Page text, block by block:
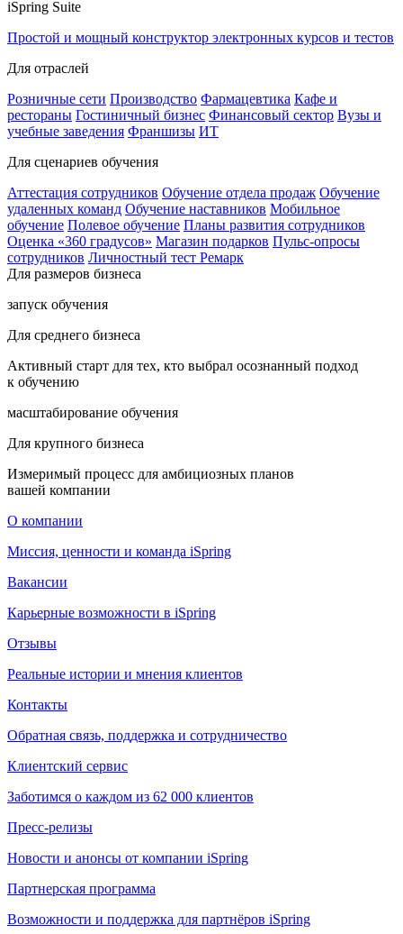
iSpring Suite
Простой и мощный конструктор электронных курсов и тестов
Для отраслей
Розничные сети Производство Фармацевтика Кафе и
рестораны Гостиничный бизнес Финансовый сектор Вузы и
учебные заведения Франшизы ИТ
Для сценариев обучения
Аттестация сотрудников Обучение отдела продаж Обучение
удаленных команд Обучение наставников Мобильное
обучение Полевое обучение Планы развития сотрудников
Оценка «360 градусов» Магазин подарков Пульс-опросы
сотрудников Личностный тест Ремарк
Для размеров бизнеса
запуск обучения
Для среднего бизнеса
Активный старт для тех, кто выбрал осознанный подход
к обучению
масштабирование обучения
Для крупного бизнеса
Измеримый процесс для амбициозных планов
вашей компании
О компании
Миссия, ценности и команда iSpring
Вакансии
Карьерные возможности в iSpring
Отзывы
Реальные истории и мнения клиентов
Контакты
Обратная связь, поддержка и сотрудничество
Клиентский сервис
Заботимся о каждом из 62 000 клиентов
Пресс-релизы
Новости и анонсы от компании iSpring
Партнерская программа
Возможности и поддержка для партнёров iSpring